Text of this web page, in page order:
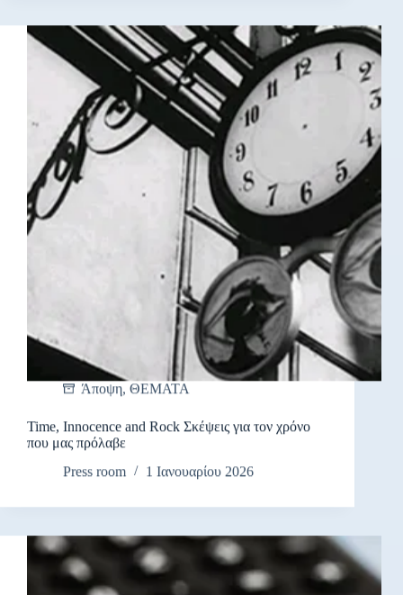
Άποψη, ΘΕΜΑΤΑ
Time, Innocence and Rock Σκέψεις για τον χρόνο
που μας πρόλαβε
Press room
1 Ιανουαρίου 2026